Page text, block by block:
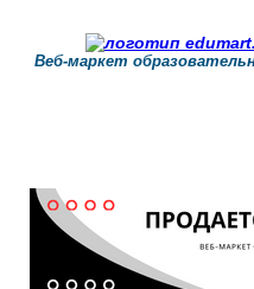
Веб-маркет